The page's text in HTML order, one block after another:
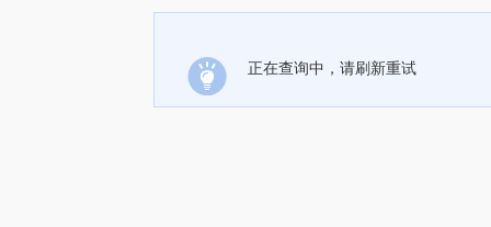
正在查询中，请刷新重试